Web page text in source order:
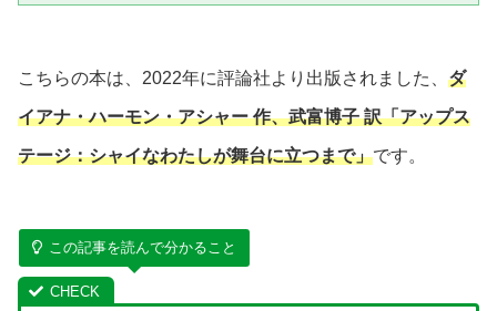
こちらの本は、2022年に評論社より出版されました、 ダ
イアナ・ハーモン・アシャー 作、武富博子 訳「アップス
テージ：シャイなわたしが舞台に立つまで」です。
この記事を読んで分かること